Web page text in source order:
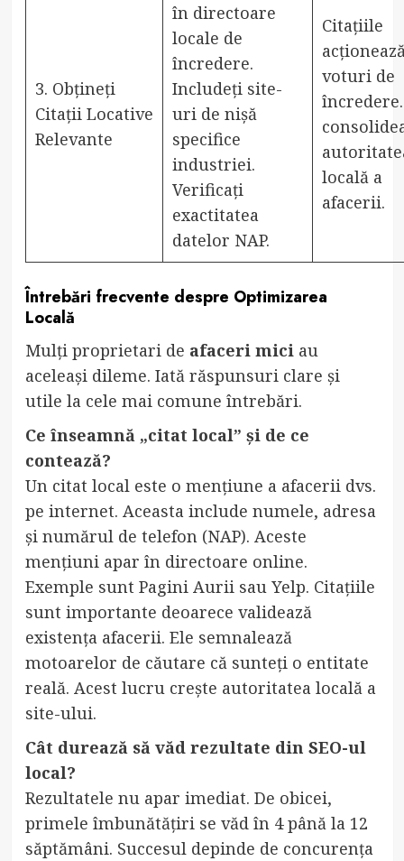
3. Obțineți
Citații Locative
Relevante
în directoare
locale de
încredere.
Includeți site-
uri de nișă
specifice
industriei.
Verificați
exactitatea
datelor NAP.
Citațiile
voturi de
locală a
afacerii.
Întrebări frecvente despre Optimizarea
Locală
Mulți proprietari de afaceri miciau
aceleași dileme. Iată răspunsuri clare și
utile la cele mai comune întrebări.
Ce înseamnă „citat local” și de ce
contează?
Un citat local este o mențiune a afacerii dvs.
pe internet. Aceasta include numele, adresa
și numărul de telefon (NAP). Aceste
mențiuni apar în directoare online.
Exemple sunt Pagini Aurii sau Yelp. Citațiile
sunt importante deoarece validează
existența afacerii. Ele semnalează
motoarelor de căutare că sunteți o entitate
reală. Acest lucru crește autoritatea locală a
site-ului.
Cât durează să văd rezultate din SEO-ul
local?
Rezultatele nu apar imediat. De obicei,
primele îmbunătățiri se văd în 4 până la 12
săptămâni. Succesul depinde de concurența